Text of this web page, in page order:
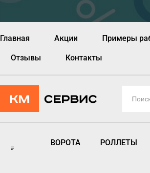
Главная Акции Примеры
Отзывы Контакты
ВОРОТА РОЛЛЕТЫ